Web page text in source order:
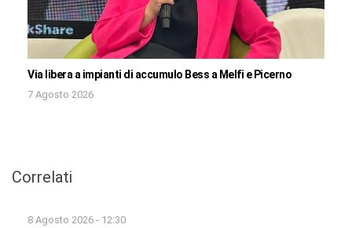
Via libera a impianti di accumulo Bess a Melfi e Picerno
7 Agosto 2026
Correlati
8 Agosto 2026 - 12:30